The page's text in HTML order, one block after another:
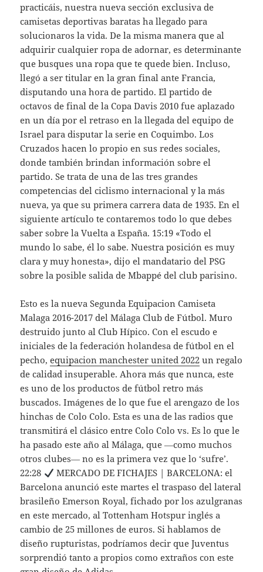
practicáis, nuestra nueva sección exclusiva de
camisetas deportivas baratas ha llegado para
solucionaros la vida. De la misma manera que al
adquirir cualquier ropa de adornar, es determinante
que busques una ropa que te quede bien. Incluso,
llegó a ser titular en la gran final ante Francia,
disputando una hora de partido. El partido de
octavos de final de la Copa Davis 2010 fue aplazado
en un día por el retraso en la llegada del equipo de
Israel para disputar la serie en Coquimbo. Los
Cruzados hacen lo propio en sus redes sociales,
donde también brindan información sobre el
partido. Se trata de una de las tres grandes
competencias del ciclismo internacional y la más
nueva, ya que su primera carrera data de 1935. En el
siguiente artículo te contaremos todo lo que debes
saber sobre la Vuelta a España. 15:19 «Todo el
mundo lo sabe, él lo sabe. Nuestra posición es muy
clara y muy honesta», dijo el mandatario del PSG
sobre la posible salida de Mbappé del club parisino.
Esto es la nueva Segunda Equipacion Camiseta
Malaga 2016-2017 del Málaga Club de Fútbol. Muro
destruido junto al Club Hípico. Con el escudo e
iniciales de la federación holandesa de fútbol en el
pecho,equipacion manchester united 2022 un regalo
de calidad insuperable. Ahora más que nunca, este
es uno de los productos de fútbol retro más
buscados. Imágenes de lo que fue el arengazo de los
hinchas de Colo Colo. Esta es una de las radios que
transmitirá el clásico entre Colo Colo vs. Es lo que le
ha pasado este año al Málaga, que ―como muchos
otros clubes― no es la primera vez que lo ‘sufre’.
22:28
MERCADO DE FICHAJES | BARCELONA: el
Barcelona anunció este martes el traspaso del lateral
brasileño Emerson Royal, fichado por los azulgranas
en este mercado, al Tottenham Hotspur inglés a
cambio de 25 millones de euros. Si hablamos de
diseño rupturistas, podríamos decir que Juventus
sorprendió tanto a propios como extraños con este